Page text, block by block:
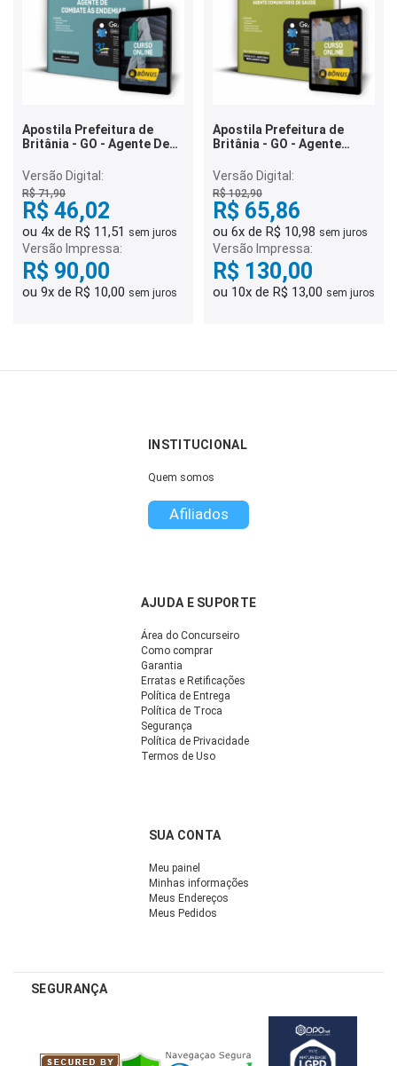
Apostila Prefeitura de
Britânia - GO - Agente De
Versão Digital:
R$ 71,90
R$ 46,02
ou 4x de R$ 11,51 sem juros
Versão Impressa:
R$ 90,00
ou 9x de R$ 10,00 sem juros
Apostila Prefeitura de
Britânia - GO - Agente
Versão Digital:
R$ 102,90
R$ 65,86
ou 6x de R$ 10,98 sem juros
Versão Impressa:
R$ 130,00
ou 10x de R$ 13,00 sem juros
INSTITUCIONAL
Quem somos
Afiliados
AJUDA E SUPORTE
Área do Concurseiro
Como comprar
Garantia
Erratas e Retificações
Política de Entrega
Política de Troca
Segurança
Política de Privacidade
Termos de Uso
SUA CONTA
Meu painel
Minhas informações
Meus Endereços
Meus Pedidos
SEGURANÇA